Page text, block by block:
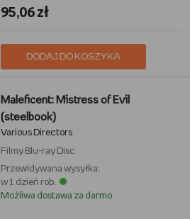
95,06 zł
DODAJ DO KOSZYKA
Maleficent: Mistress of Evil
(steelbook)
Various Directors
Filmy Blu-ray Disc
Przewidywana wysyłka:
w 1 dzień rob.
Możliwa dostawa za darmo